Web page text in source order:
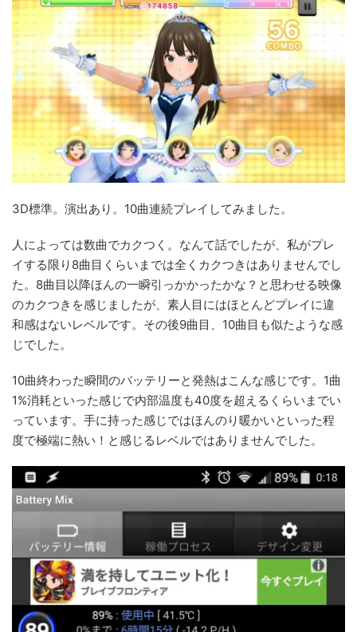
3D標準。演出あり。10曲連続プレイしてみました。
人によっては数曲でカクつく。なんて話でしたが、私がプレ
イする限り8曲目くらいまでは全くカクつきはありませんでし
た。8曲目以降ほんの一瞬引っかかったかな？と思わせる映像
のカクつきを感じましたが、素人目にはほとんどプレイに違
和感はないレベルです。その後9曲目、10曲目も似たような感
じでした。
10曲終わった瞬間のバッテリーと発熱はこんな感じです。1曲
1%消耗といった感じで内部温度も40度を超えるくらいまでい
っています。手に持った感じではほんのり暖かいといった程
度で極端に熱い！と感じるレベルではありませんでした。